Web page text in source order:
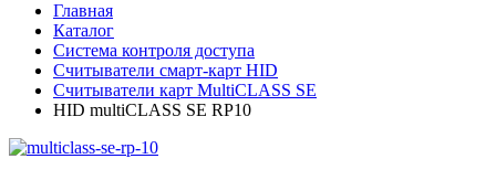
Главная
Каталог
Система контроля доступа
Считыватели смарт-карт HID
Считыватели карт MultiCLASS SE
HID multiCLASS SE RP10